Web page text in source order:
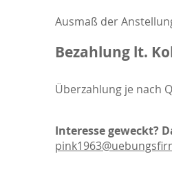
Ausmaß der
Bezahlung lt.
Überzahlung je nach
Interesse geweckt?